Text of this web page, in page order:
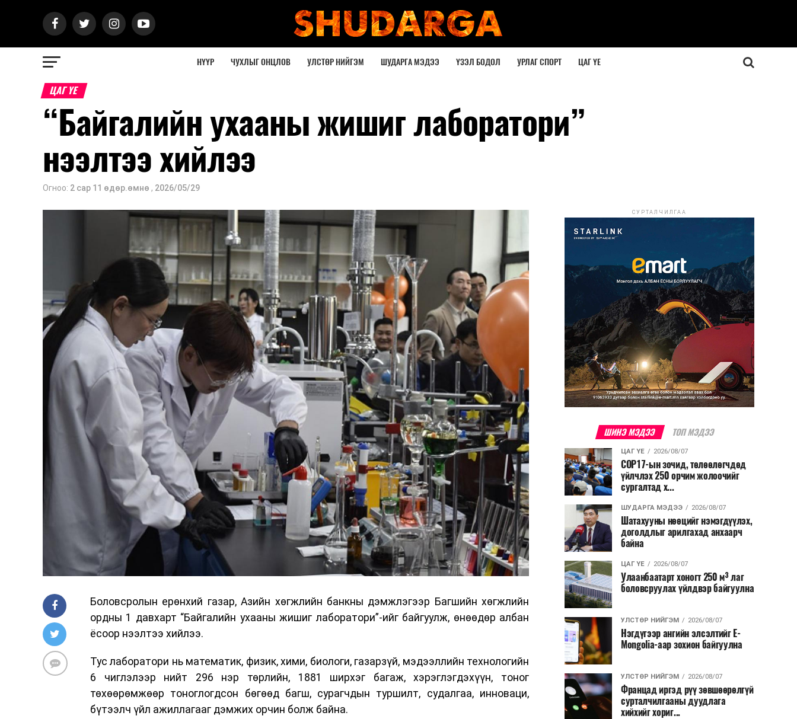
НҮҮР ЧУХЛЫГ ОНЦЛОВ УЛСТӨР НИЙГЭМ ШУДАРГА МЭДЭЭ ҮЗЭЛ БОДОЛ УРЛАГ СПОРТ ЦАГ ҮЕ
ЦАГ ҮЕ
“Байгалийн ухааны жишиг лаборатори”
нээлтээ хийлээ
Огноо: 2 сар 11 өдөр.өмнө , 2026/05/29
Боловсролын ерөнхий газар, Азийн хөгжлийн банкны дэмжлэгээр Багшийн хөгжлийн
ордны 1 давхарт “Байгалийн ухааны жишиг лаборатори”-ийг байгуулж, өнөөдөр албан
ёсоор нээлтээ хийлээ.
Тус лаборатори нь математик, физик, хими, биологи, газарзүй, мэдээллийн технологийн
6 чиглэлээр нийт 296 нэр төрлийн, 1881 ширхэг багаж, хэрэглэгдэхүүн, тоног
төхөөрөмжөөр тоноглогдсон бөгөөд багш, сурагчдын туршилт, судалгаа, инноваци,
бүтээлч үйл ажиллагааг дэмжих орчин болж байна.
СУРТАЛЧИЛГАА
ШИНЭ МЭДЭЭ ТОП МЭДЭЭ
ЦАГ ҮЕ 2026/08/07
COP17-ын зочид, төлөөлөгчдөд
үйлчлэх 250 орчим жолоочийг
сургалтад х...
ШУДАРГА МЭДЭЭ 2026/08/07
Шатахууны нөөцийг нэмэгдүүлэх,
доголдлыг арилгахад анхаарч
байна
ЦАГ ҮЕ 2026/08/07
Улаанбаатарт хоногт 250 м³ лаг
боловсруулах үйлдвэр байгуулна
УЛСТӨР НИЙГЭМ 2026/08/07
Нэгдүгээр ангийн элсэлтийг E-
Mongolia-аар зохион байгуулна
УЛСТӨР НИЙГЭМ 2026/08/07
Францад иргэд рүү зөвшөөрөлгүй
сурталчилгааны дуудлага
хийхийг хориг...